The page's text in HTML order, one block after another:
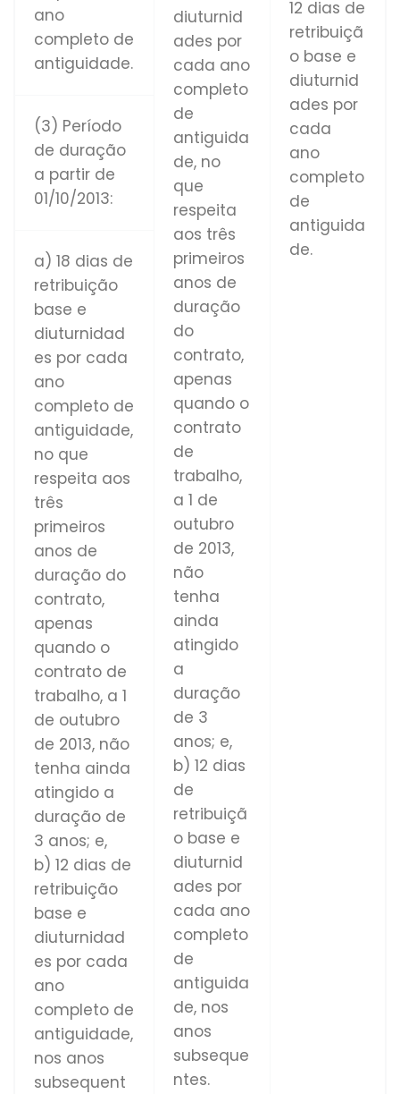
12 dias de
retribuiçã
o base e
diuturnid
ades por
cada
ano
completo
de
antiguida
de.
ano
completo de
antiguidade.
diuturnid
ades por
cada ano
completo
de
antiguida
de, no
que
respeita
aos três
primeiros
anos de
duração
do
contrato,
apenas
quando o
contrato
de
trabalho,
a 1 de
outubro
de 2013,
não
tenha
ainda
atingido
a
duração
de 3
anos; e,
b) 12 dias
de
retribuiçã
o base e
diuturnid
ades por
cada ano
completo
de
antiguida
de, nos
anos
subseque
ntes.
(3) Período
de duração
a partir de
01/10/2013:
a) 18 dias de
retribuição
base e
diuturnidad
es por cada
ano
completo de
antiguidade,
no que
respeita aos
três
primeiros
anos de
duração do
contrato,
apenas
quando o
contrato de
trabalho, a 1
de outubro
de 2013, não
tenha ainda
atingido a
duração de
3 anos; e,
b) 12 dias de
retribuição
base e
diuturnidad
es por cada
ano
completo de
antiguidade,
nos anos
subsequent